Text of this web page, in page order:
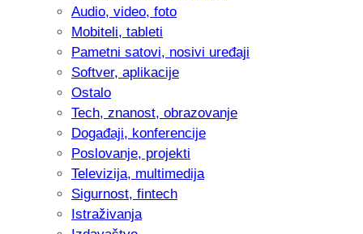
Audio, video, foto
Mobiteli, tableti
Pametni satovi, nosivi uređaji
Softver, aplikacije
Ostalo
Tech, znanost, obrazovanje
Događaji, konferencije
Poslovanje, projekti
Televizija, multimedija
Sigurnost, fintech
Istraživanja